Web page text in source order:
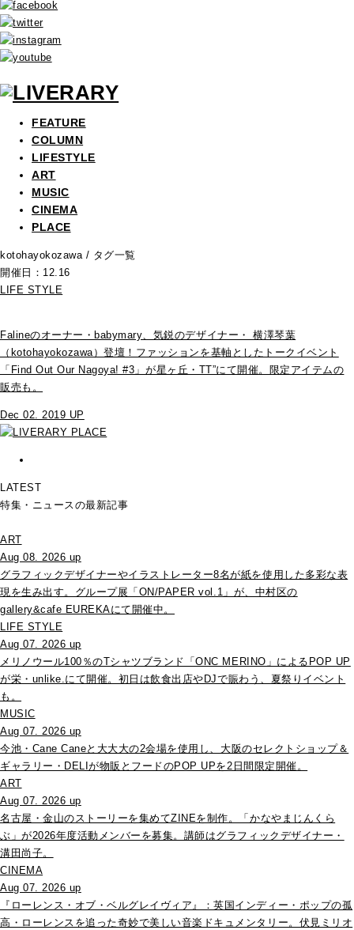
FEATURE
COLUMN
LIFESTYLE
ART
MUSIC
CINEMA
PLACE
kotohayokozawa / タグ一覧
開催日：12.16
LIFE STYLE
Falineのオーナー・babymary、気鋭のデザイナー・ 横澤琴葉
（kotohayokozawa）登壇！ファッションを基軸としたトークイベント
「Find Out Our Nagoya! #3」が星ヶ丘・TT”にて開催。限定アイテムの
販売も。
Dec 02. 2019 UP
LATEST
特集・ニュースの最新記事
ART
Aug 08. 2026 up
グラフィックデザイナーやイラストレーター8名が紙を使用した多彩な表
現を生み出す。グループ展「ON/PAPER vol.1」が、中村区の
gallery&cafe EUREKAにて開催中。
LIFE STYLE
Aug 07. 2026 up
メリノウール100％のTシャツブランド「ONC MERINO」によるPOP UP
が栄・unlike.にて開催。初日は飲食出店やDJで賑わう、夏祭りイベント
も。
MUSIC
Aug 07. 2026 up
今池・Cane Caneと大大大の2会場を使用し、大阪のセレクトショップ＆
ギャラリー・DELIが物販とフードのPOP UPを2日間限定開催。
ART
Aug 07. 2026 up
名古屋・金山のストーリーを集めてZINEを制作。「かなやまじんくら
ぶ」が2026年度活動メンバーを募集。講師はグラフィックデザイナー・
溝田尚子。
CINEMA
Aug 07. 2026 up
『ローレンス・オブ・ベルグレイヴィア』：英国インディー・ポップの孤
高・ローレンスを追った奇妙で美しい音楽ドキュメンタリー。伏見ミリオ